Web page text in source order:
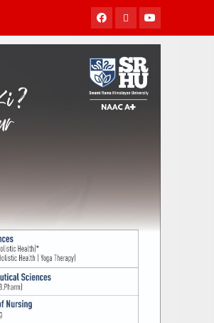
Facebook
TwitterYoutube